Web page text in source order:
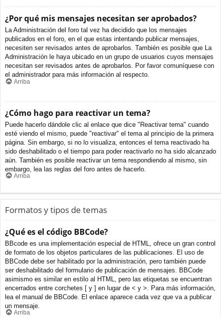
¿Por qué mis mensajes necesitan ser aprobados?
La Administración del foro tal vez ha decidido que los mensajes
publicados en el foro, en el que estas intentando publicar mensajes,
necesiten ser revisados antes de aprobarlos. También es posible que La
Administración le haya ubicado en un grupo de usuarios cuyos mensajes
necesitan ser revisados antes de aprobarlos. Por favor comuníquese con
el administrador para más información al respecto.
Arriba
¿Cómo hago para reactivar un tema?
Puede hacerlo dándole clic al enlace que dice "Reactivar tema" cuando
esté viendo el mismo, puede "reactivar" el tema al principio de la primera
página. Sin embargo, si no lo visualiza, entonces el tema reactivado ha
sido deshabilitado o el tiempo para poder reactivarlo no ha sido alcanzado
aún. También es posible reactivar un tema respondiendo al mismo, sin
embargo, lea las reglas del foro antes de hacerlo.
Arriba
Formatos y tipos de temas
¿Qué es el código BBCode?
BBcode es una implementación especial de HTML, ofrece un gran control
de formato de los objetos particulares de las publicaciones. El uso de
BBCode debe ser habilitado por la administración, pero también puede
ser deshabilitado del formulario de publicación de mensajes. BBCode
asimismo es similar en estilo al HTML, pero las etiquetas se encuentran
encerrados entre corchetes [ y ] en lugar de < y >. Para más información,
lea el manual de BBCode. El enlace aparece cada vez que va a publicar
un mensaje.
Arriba